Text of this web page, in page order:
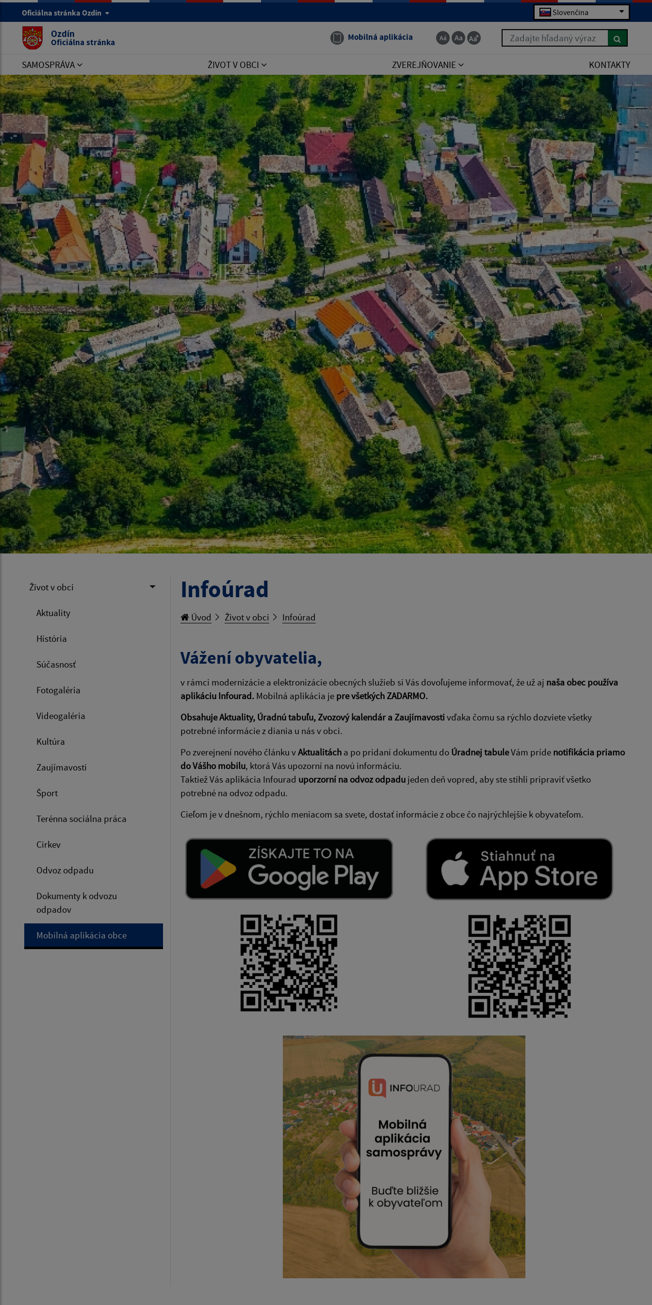
Oficiálna stránka Ozdín Slovenčina
Ozdín
Oficiálna stránka Mobilná aplikácia Zadajte hľadaný výraz
SAMOSPRÁVA ŽIVOT V OBCI ZVEREJŇOVANIE KONTAKTY
Život v obci
Aktuality
História
Súčasnosť
Fotogaléria
Videogaléria
Kultúra
Zaujímavosti
Šport
Terénna sociálna práca
Cirkev
Odvoz odpadu
Dokumenty k odvozu
odpadov
Mobilná aplikácia obce
Infoúrad
Úvod Život v obci Infoúrad
Vážení obyvatelia,
v rámci modernizácie a elektronizácie obecných služieb si Vás dovoľujeme informovať, že už aj naša obec používa
aplikáciu Infourad. Mobilná aplikácia je pre všetkých ZADARMO.
Obsahuje Aktuality, Úradnú tabuľu, Zvozový kalendár a Zaujímavosti vďaka čomu sa rýchlo dozviete všetky
potrebné informácie z diania u nás v obci.
Po zverejnení nového článku vAktualitách a po pridaní dokumentu do Úradnej tabuleVám príde notifikácia priamo
do Vášho mobilu, ktorá Vás upozorní na novú informáciu.
Taktiež Vás aplikácia Infourad uporzorní na odvoz odpadu jeden deň vopred, aby ste stihli pripraviť všetko
potrebné na odvoz odpadu.
Cieľom je v dnešnom, rýchlo meniacom sa svete, dostať informácie z obce čo najrýchlejšie k obyvateľom.